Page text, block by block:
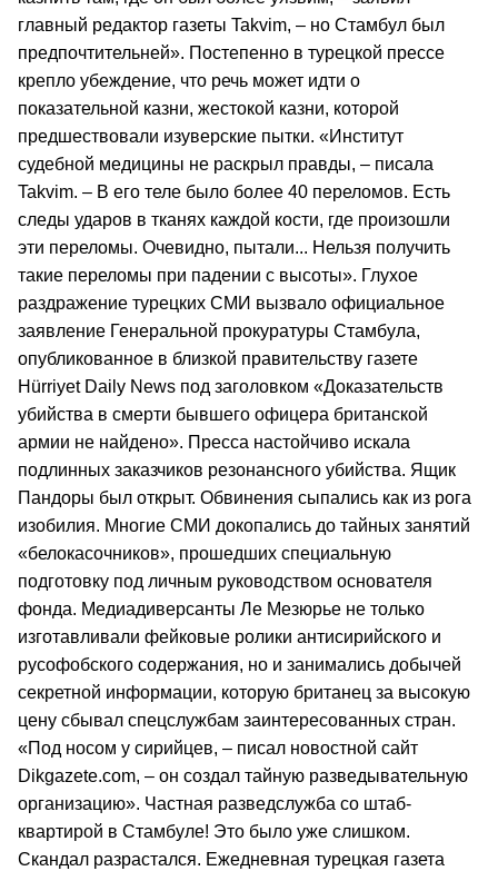
главный редактор газеты Takvim, – но Стамбул был
предпочтительней». Постепенно в турецкой прессе
крепло убеждение, что речь может идти о
показательной казни, жестокой казни, которой
предшествовали изуверские пытки. «Институт
судебной медицины не раскрыл правды, – писала
Takvim. – В его теле было более 40 переломов. Есть
следы ударов в тканях каждой кости, где произошли
эти переломы. Очевидно, пытали... Нельзя получить
такие переломы при падении с высоты». Глухое
раздражение турецких СМИ вызвало официальное
заявление Генеральной прокуратуры Стамбула,
опубликованное в близкой правительству газете
Hürriyet Daily News под заголовком «Доказательств
убийства в смерти бывшего офицера британской
армии не найдено». Пресса настойчиво искала
подлинных заказчиков резонансного убийства. Ящик
Пандоры был открыт. Обвинения сыпались как из рога
изобилия. Многие СМИ докопались до тайных занятий
«белокасочников», прошедших специальную
подготовку под личным руководством основателя
фонда. Медиадиверсанты Ле Мезюрье не только
изготавливали фейковые ролики антисирийского и
русофобского содержания, но и занимались добычей
секретной информации, которую британец за высокую
цену сбывал спецслужбам заинтересованных стран.
«Под носом у сирийцев, – писал новостной сайт
Dikgazete.com, – он создал тайную разведывательную
организацию». Частная разведслужба со штаб-
квартирой в Стамбуле! Это было уже слишком.
Скандал разрастался. Ежедневная турецкая газета